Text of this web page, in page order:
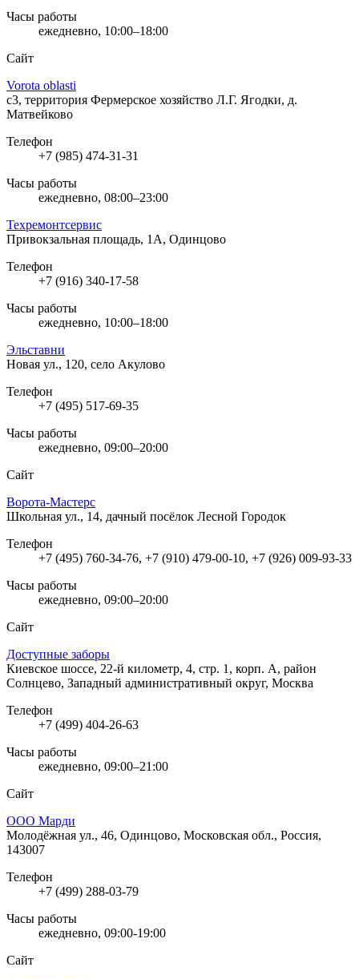
Часы работы
ежедневно, 10:00–18:00
Сайт
Vorota oblasti
с3, территория Фермерское хозяйство Л.Г. Ягодки, д.
Матвейково
Телефон
+7 (985) 474-31-31
Часы работы
ежедневно, 08:00–23:00
Техремонтсервис
Привокзальная площадь, 1А, Одинцово
Телефон
+7 (916) 340-17-58
Часы работы
ежедневно, 10:00–18:00
Эльставни
Новая ул., 120, село Акулово
Телефон
+7 (495) 517-69-35
Часы работы
ежедневно, 09:00–20:00
Сайт
Ворота-Мастерс
Школьная ул., 14, дачный посёлок Лесной Городок
Телефон
+7 (495) 760-34-76, +7 (910) 479-00-10, +7 (926) 009-93-33
Часы работы
ежедневно, 09:00–20:00
Сайт
Доступные заборы
Киевское шоссе, 22-й километр, 4, стр. 1, корп. А, район
Солнцево, Западный административный округ, Москва
Телефон
+7 (499) 404-26-63
Часы работы
ежедневно, 09:00–21:00
Сайт
ООО Марди
Молодёжная ул., 46, Одинцово, Московская обл., Россия,
143007
Телефон
+7 (499) 288-03-79
Часы работы
ежедневно, 09:00-19:00
Сайт